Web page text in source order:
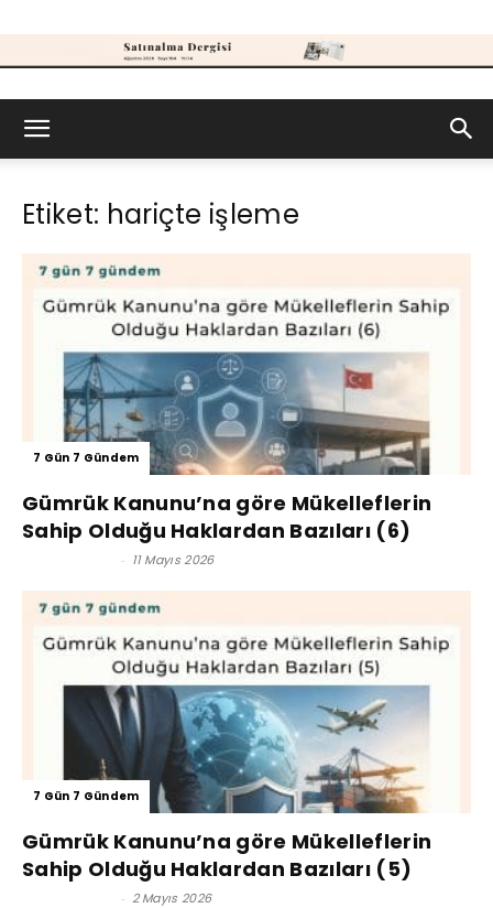
Dergisi
Etiket: hariçte işleme
7 Gün 7 Gündem
Gümrük Kanunu’na göre Mükelleflerin
Sahip Olduğu Haklardan Bazıları (6)
- 11 Mayıs 2026
7 Gün 7 Gündem
Gümrük Kanunu’na göre Mükelleflerin
Sahip Olduğu Haklardan Bazıları (5)
- 2 Mayıs 2026